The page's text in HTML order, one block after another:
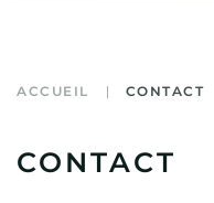
ACCUEIL CONTACT
CONTACT